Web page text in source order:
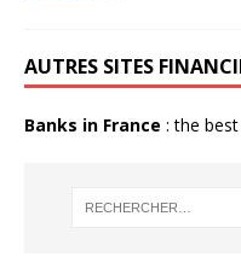
AUTRES SITES
Banks in France : the